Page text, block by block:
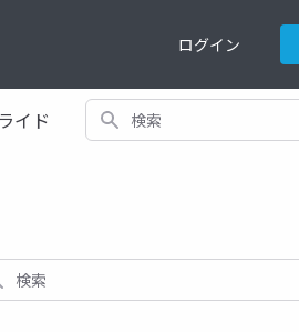
ログイン
イド 検索